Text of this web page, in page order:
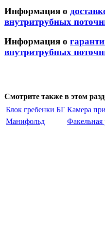
Информация о
внутритрубных
Информация о
внутритрубных
Смотрите также в этом
Блок гребенки БГ Камера
Манифольд
Факельная